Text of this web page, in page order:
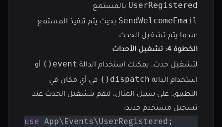
UserRegistered بالمستمع
SendWelcomeEmail بحيث يتم تنفيذ المستمع
عندما يتم تشغيل الحدث.
الخطوة 4: تشغيل الأحداث
لتشغيل حدث، يمكنك استخدام الدالة event()
أو
استخدام الدالة dispatch()
في أي مكان في
التطبيق. على سبيل المثال، لنقم بتشغيل الحدث عند
تسجيل مستخدم جديد:
use App\Events\UserRegistered ;